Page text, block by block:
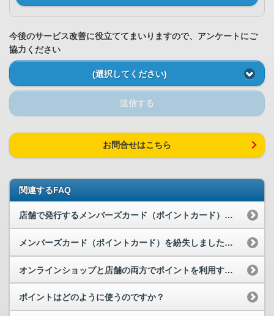
今後のサービス改善に役立ててまいりますので、アンケートにご
協力ください
(選択してください)
送信する
お問合せはこちら
関連するFAQ
店舗で発行するメンバーズカード（ポイントカード）について教えてください。
メンバーズカード（ポイントカード）を紛失しました。再発行はできますか？
オンラインショップと店舗の両方でポイントを利用することができますか？
ポイントはどのように使うのですか？